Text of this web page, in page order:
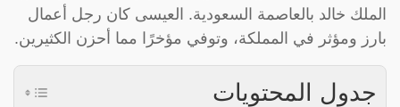
الملك خالد بالعاصمة السعودية. العيسى كان رجل أعمال
بارز ومؤثر في المملكة، وتوفي مؤخرًا مما أحزن الكثيرين.
جدول المحتويات